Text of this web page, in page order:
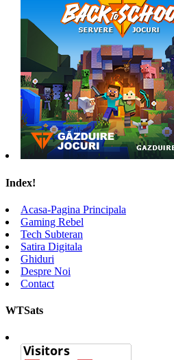
Index!
Acasa-Pagina Principala
Gaming Rebel
Tech Subteran
Satira Digitala
Ghiduri
Despre Noi
Contact
WTSats